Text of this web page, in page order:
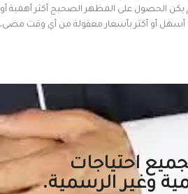
الحصول على المظهر الصحيح أكثر أهمية أو
أسهل أو أكثر بأسعار معقولة من أي وقت مضى.
احتياجات
وغير الرسمية.